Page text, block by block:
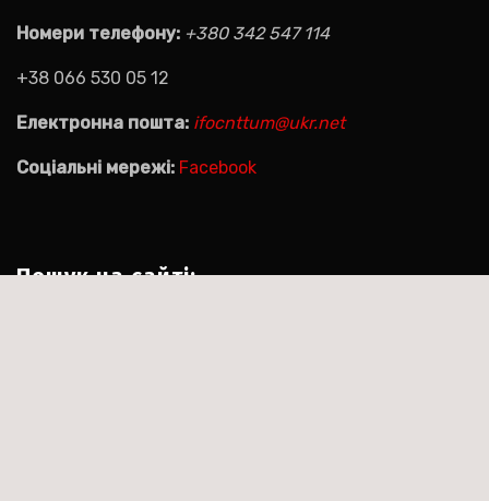
Номери телефону: +380 342 547 114
+38 066 530 05 12
Електронна пошта: ifocnttum@ukr.net
Соціальні мережі: Facebook
Пошук на сайті: